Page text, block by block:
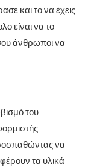
και το να έχεις
είναι να το
άνθρωποι να
του
να
τα υλικά